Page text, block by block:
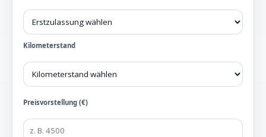
Kilometerstand
Preisvorstellung (€)